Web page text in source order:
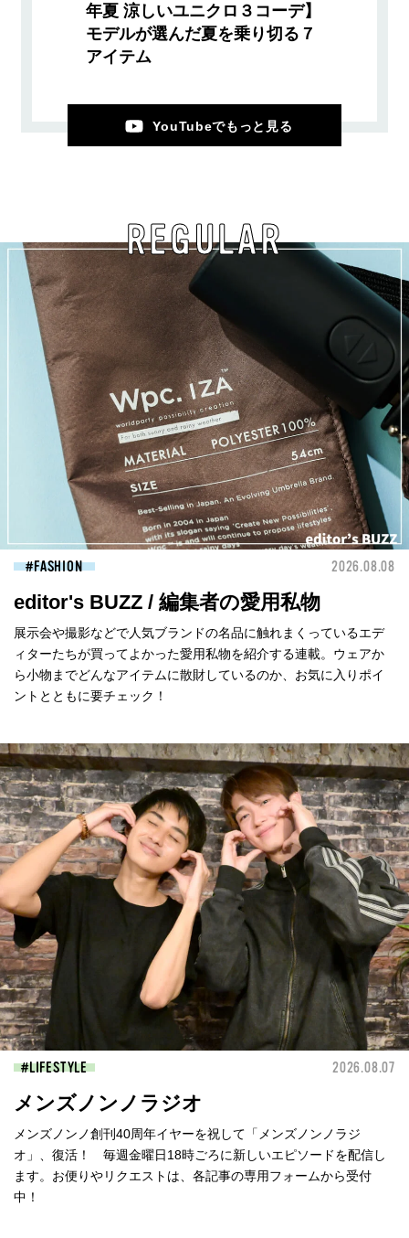
年夏 涼しいユニクロ３コーデ】
モデルが選んだ夏を乗り切る７
アイテム
YouTubeでもっと見る
REGULAR
FASHION 2026.08.08
editor's BUZZ / 編集者の愛用私物
展示会や撮影などで人気ブランドの名品に触れまくっているエデ
ィターたちが買ってよかった愛用私物を紹介する連載。ウェアか
ら小物までどんなアイテムに散財しているのか、お気に入りポイ
ントとともに要チェック！
LIFESTYLE 2026.08.07
メンズノンノラジオ
メンズノンノ創刊40周年イヤーを祝して「メンズノンノラジ
オ」、復活！ 毎週金曜日18時ごろに新しいエピソードを配信し
ます。お便りやリクエストは、各記事の専用フォームから受付
中！